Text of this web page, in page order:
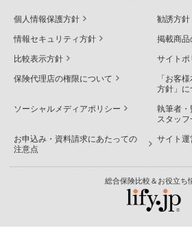
個人情報保護方針 勧誘方針
情報セキュリティ方針 掲載商品
比較表示方針 サイトポ
保険代理店の権限について
「お客
方針」に
ソーシャルメディアポリシー
執筆者・
スタッ
お申込み・資料請求にあたっての
注意点
サイト運
総合保険比較＆お役立ち